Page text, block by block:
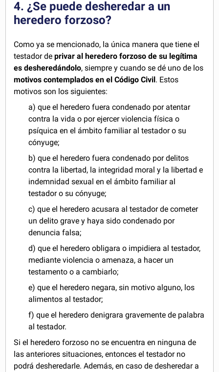
4. ¿Se puede desheredar a un
heredero forzoso?
Como ya se mencionado, la única manera que tiene el
testador deprivar al heredero forzoso de su legítima
es desheredándolo, siempre y cuando se dé uno de los
motivos contemplados en el Código Civil. Estos
motivos son los siguientes:
a) que el heredero fuera condenado por atentar
contra la vida o por ejercer violencia física o
psíquica en el ámbito familiar al testador o su
cónyuge;
b) que el heredero fuera condenado por delitos
contra la libertad, la integridad moral y la libertad e
indemnidad sexual en el ámbito familiar al
testador o su cónyuge;
c) que el heredero acusara al testador de cometer
un delito grave y haya sido condenado por
denuncia falsa;
d) que el heredero obligara o impidiera al testador,
mediante violencia o amenaza, a hacer un
testamento o a cambiarlo;
e) que el heredero negara, sin motivo alguno, los
alimentos al testador;
f) que el heredero denigrara gravemente de palabra
al testador.
Si el heredero forzoso no se encuentra en ninguna de
las anteriores situaciones, entonces el testador no
podrá desheredarle. Además, en caso de desheredar a